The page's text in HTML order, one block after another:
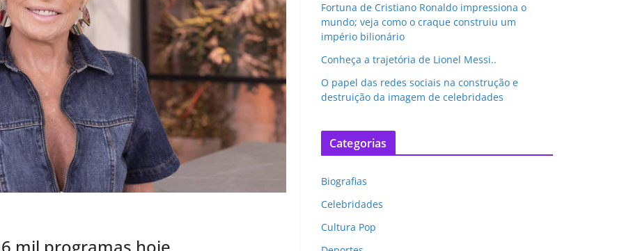
Fortuna de Cristiano Ronaldo impressiona o
mundo; veja como o craque construiu um
império bilionário
Conheça a trajetória de Lionel Messi..
O papel das redes sociais na construção e
destruição da imagem de celebridades
Categorias
Biografias
Celebridades
Cultura Pop